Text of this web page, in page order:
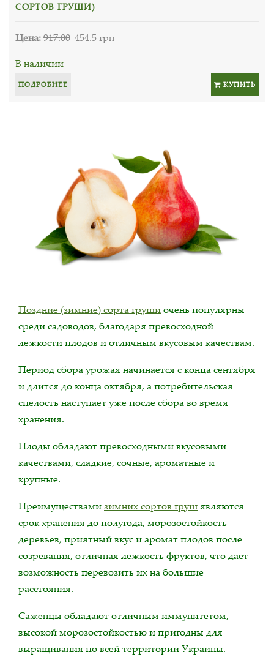
СОРТОВ ГРУШИ)
Цена:917.00 454.5 грн
В наличии
ПОДРОБНЕЕ КУПИТЬ
Поздние (зимние) сорта грушиочень популярны
среди садоводов, благодаря превосходной
лежкости плодов и отличным вкусовым качествам.
Период сбора урожая начинается с конца сентября
и длится до конца октября, а потребительская
спелость наступает уже после сбора во время
хранения.
Плоды обладают превосходными вкусовыми
качествами, сладкие, сочные, ароматные и
крупные.
Преимуществамизимних сортов грушявляются
срок хранения до полугода, морозостойкость
деревьев, приятный вкус и аромат плодов после
созревания, отличная лежкость фруктов, что дает
возможность перевозить их на большие
расстояния.
Саженцы обладают отличным иммунитетом,
высокой морозостойкостью и пригодны для
выращивания по всей территории Украины.